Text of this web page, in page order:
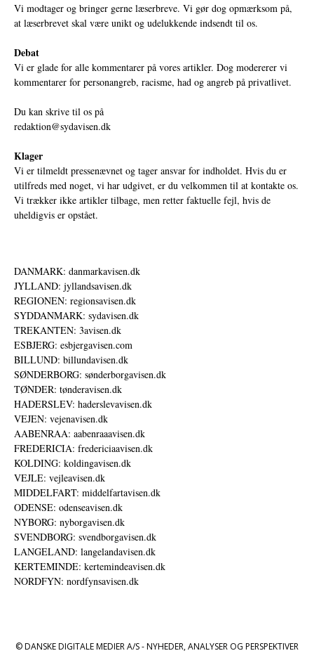
Vi modtager og bringer gerne læserbreve. Vi gør dog opmærksom på,
at læserbrevet skal være unikt og udelukkende indsendt til os.
Debat
Vi er glade for alle kommentarer på vores artikler. Dog modererer vi
kommentarer for personangreb, racisme, had og angreb på privatlivet.
Du kan skrive til os på
redaktion@sydavisen.dk
Klager
Vi er tilmeldt pressenævnet og tager ansvar for indholdet. Hvis du er
utilfreds med noget, vi har udgivet, er du velkommen til at kontakte os.
Vi trækker ikke artikler tilbage, men retter faktuelle fejl, hvis de
uheldigvis er opstået.
DANMARK: danmarkavisen.dk
JYLLAND: jyllandsavisen.dk
REGIONEN: regionsavisen.dk
SYDDANMARK: sydavisen.dk
TREKANTEN: 3avisen.dk
ESBJERG: esbjergavisen.com
BILLUND: billundavisen.dk
SØNDERBORG: sønderborgavisen.dk
TØNDER: tønderavisen.dk
HADERSLEV: haderslevavisen.dk
VEJEN: vejenavisen.dk
AABENRAA: aabenraaavisen.dk
FREDERICIA: fredericiaavisen.dk
KOLDING: koldingavisen.dk
VEJLE: vejleavisen.dk
MIDDELFART: middelfartavisen.dk
ODENSE: odenseavisen.dk
NYBORG: nyborgavisen.dk
SVENDBORG: svendborgavisen.dk
LANGELAND: langelandavisen.dk
KERTEMINDE: kertemindeavisen.dk
NORDFYN: nordfynsavisen.dk
© DANSKE DIGITALE MEDIER A/S - NYHEDER, ANALYSER OG PERSPEKTIVER